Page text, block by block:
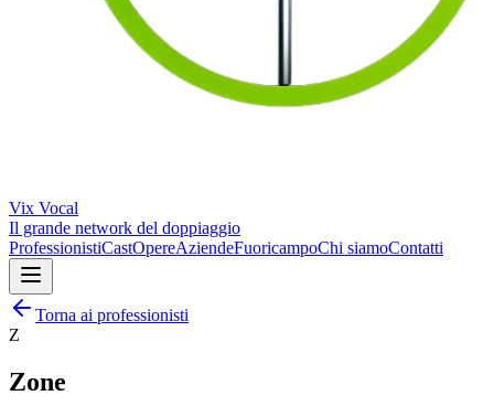
Vix Vocal
Il grande network del doppiaggio
ProfessionistiCastOpereAziendeFuoricampoChi siamoContatti
Torna ai professionisti
Z
Zone